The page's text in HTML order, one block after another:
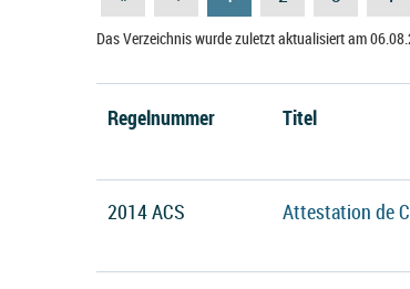
Das Verzeichnis wurde zuletzt aktualisiert am
Regelnummer Titel
2014 ACS Attestation de